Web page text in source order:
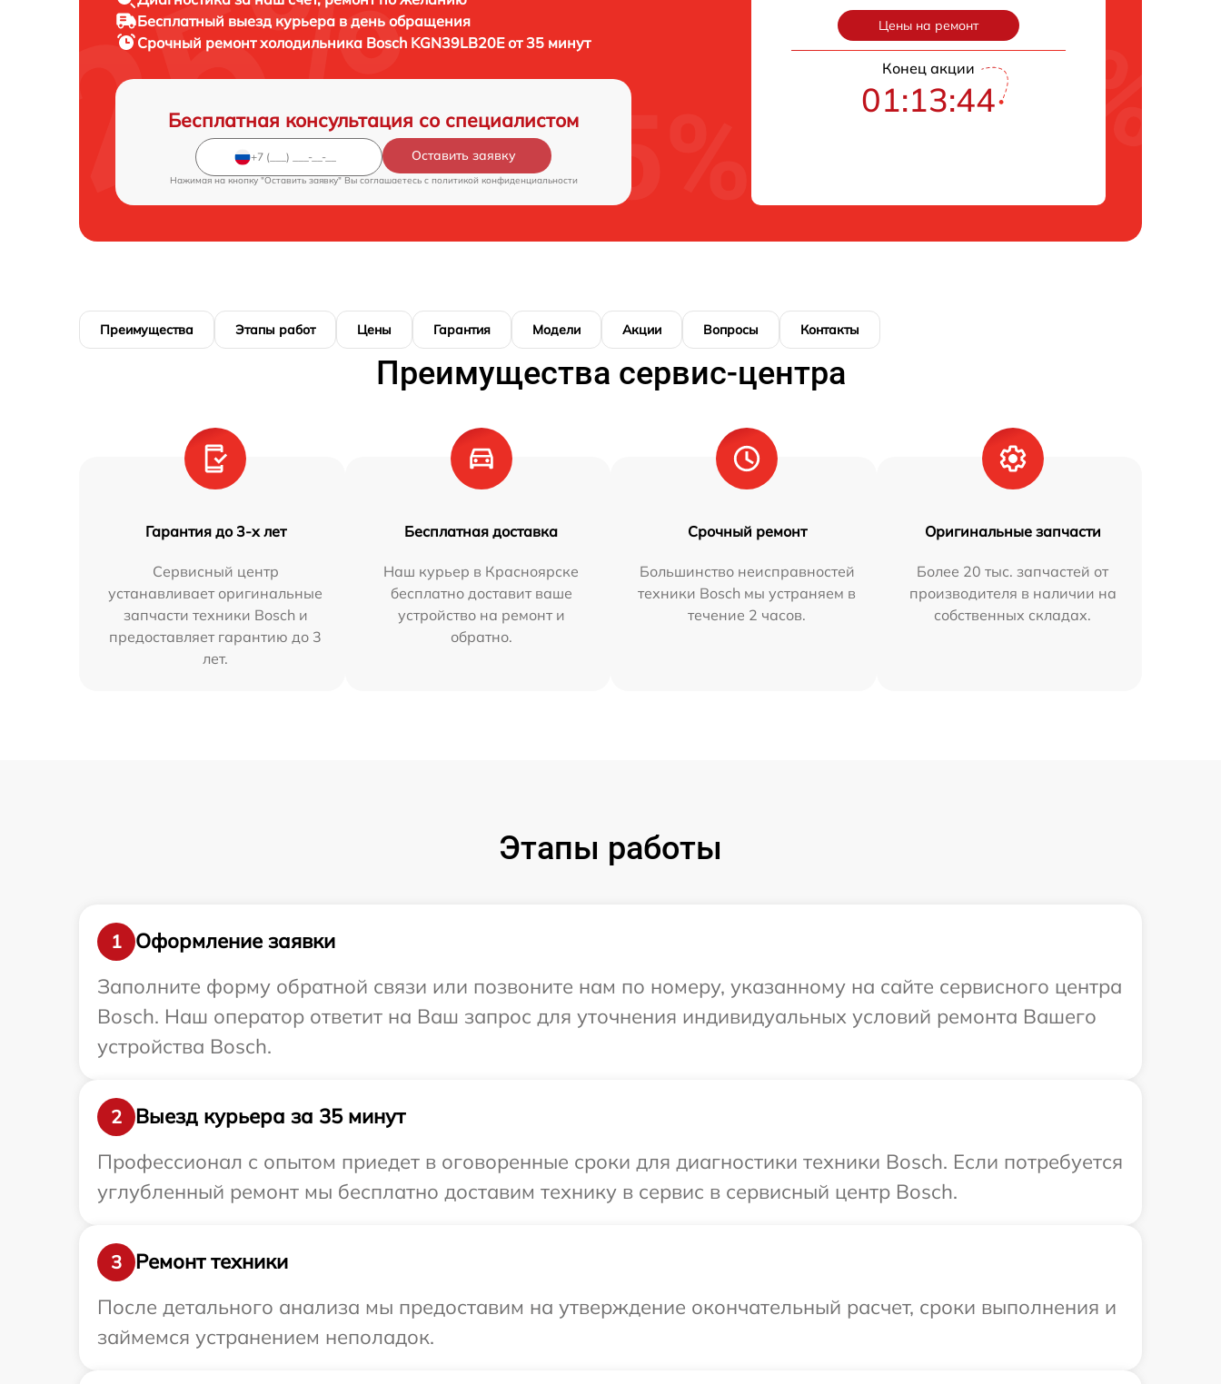
Бесплатный выезд курьера в день обращения
Срочный ремонтхолодильника Bosch KGN39LB20E от 35 минут
Бесплатная консультация со специалистом
Оставить заявку
Нажимая на кнопку "Оставить заявку" Вы соглашаетесь c политикой конфиденциальности
Цены на ремонт
Конец акции
01:13:43
Преимущества Этапы работ Цены Гарантия Модели Акции Вопросы Контакты
Преимущества сервис-центра
Гарантия до 3-х лет
Сервисный центр
устанавливает оригинальные
запчасти техники Bosch и
предоставляет гарантию до 3
лет.
Бесплатная доставка
Наш курьер в Красноярске
бесплатно доставит ваше
устройство на ремонт и
обратно.
Срочный ремонт
Большинство неисправностей
техники Bosch мы устраняем в
течение 2 часов.
Оригинальные запчасти
Более 20 тыс. запчастей от
производителя в наличии на
собственных складах.
Этапы работы
1
Оформление заявки
Заполните форму обратной связи или позвоните нам по номеру, указанному на сайте сервисного центра
Bosch. Наш оператор ответит на Ваш запрос для уточнения индивидуальных условий ремонта Вашего
устройства Bosch.
2
Выезд курьера за 35 минут
Профессионал с опытом приедет в оговоренные сроки для диагностики техники Bosch. Если потребуется
углубленный ремонт мы бесплатно доставим технику в сервис в сервисный центр Bosch.
3
Ремонт техники
После детального анализа мы предоставим на утверждение окончательный расчет, сроки выполнения и
займемся устранением неполадок.